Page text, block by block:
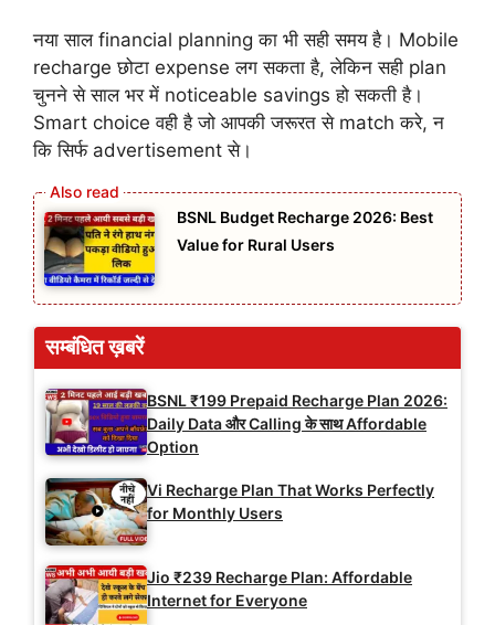
नया साल financial planning का भी सही समय है। Mobile
recharge छोटा expense लग सकता है, लेकिन सही plan
चुनने से साल भर में noticeable savings हो सकती है।
Smart choice वही है जो आपकी जरूरत से match करे, न
कि सिर्फ advertisement से।
BSNL Budget Recharge 2026: Best
Value for Rural Users
सम्बंधित ख़बरें
BSNL ₹199 Prepaid Recharge Plan 2026:
Daily Data और Calling के साथ Affordable
Option
Vi Recharge Plan That Works Perfectly
for Monthly Users
Jio ₹239 Recharge Plan: Affordable
Internet for Everyone